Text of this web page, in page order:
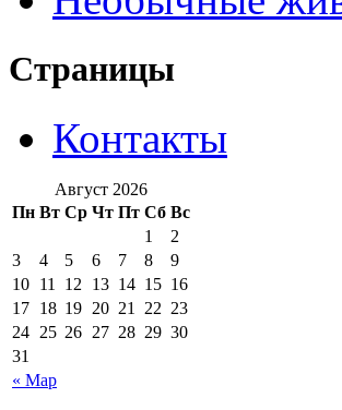
Страницы
Контакты
Август 2026
Пн Вт Ср Чт Пт Сб Вс
« Мар
1
2
3
4 5 6 7 8
9
10 11 12 13 14 15 16
17 18 19 20 21 22 23
24 25 26 27 28 29 30
31